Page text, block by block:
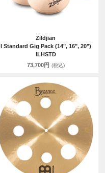
Zildjian
I Standard Gig Pack (14", 16", 20")
ILHSTD
73,700円 (税込)